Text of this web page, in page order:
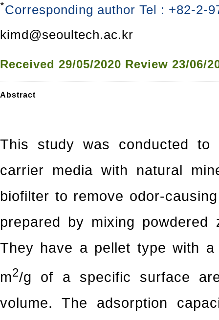
*Corresponding author Tel : +82-2-
kimd@seoultech.ac.kr
Received 29/05/2020 Review 23/06/
Abstract
This study was conducted
carrier media with natural
biofilter to remove odor-
prepared by mixing
They have a pellet type with
m2/g of a specific surface
volume. The adsorption